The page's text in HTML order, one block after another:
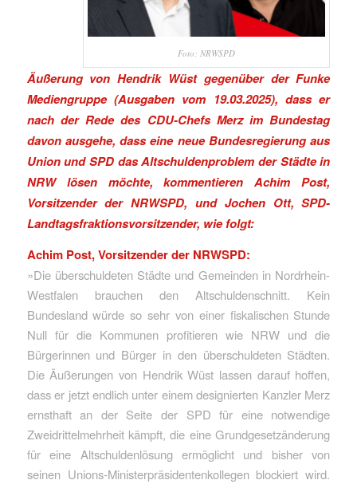
Foto: NRWSPD
Äußerung von Hendrik Wüst gegenüber der Funke
Mediengruppe (Ausgaben vom 19.03.2025), dass er
nach der Rede des CDU-Chefs Merz im Bundestag
davon ausgehe, dass eine neue Bundesregierung aus
Union und SPD das Altschuldenproblem der Städte in
NRW lösen möchte, kommentieren Achim Post,
Vorsitzender der NRWSPD, und Jochen Ott, SPD-
Landtagsfraktionsvorsitzender, wie folgt:
Achim Post, Vorsitzender der NRWSPD:
»Die überschuldeten Städte und Gemeinden in Nordrhein-
Westfalen brauchen den Altschuldenschnitt. Kein
Bundesland würde so sehr von einer fiskalischen Stunde
Null für die Kommunen profitieren wie NRW und die
Bürgerinnen und Bürger in den überschuldeten Städten.
Die Äußerungen von Hendrik Wüst lassen darauf hoffen,
dass er jetzt endlich unter einem designierten Kanzler Merz
ernsthaft an der Seite der SPD für eine notwendige
Zweidrittelmehrheit kämpft, die eine Grundgesetzänderung
für eine Altschuldenlösung ermöglicht und bisher von
seinen Unions-Ministerpräsidentenkollegen blockiert wird.